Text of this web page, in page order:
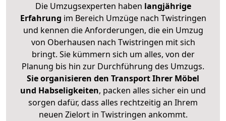
Die Umzugsexperten haben langjährige
Erfahrung im Bereich Umzüge nach Twistringen
und kennen die Anforderungen, die ein Umzug
von Oberhausen nach Twistringen mit sich
bringt. Sie kümmern sich um alles, von der
Planung bis hin zur Durchführung des Umzugs.
Sie organisieren den Transport Ihrer Möbel
und Habseligkeiten, packen alles sicher ein und
sorgen dafür, dass alles rechtzeitig an Ihrem
neuen Zielort in Twistringen ankommt.